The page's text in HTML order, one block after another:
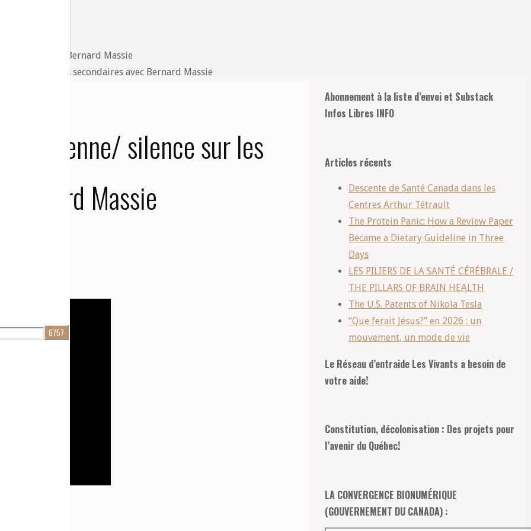
sur les effets secondaires avec Bernard Massie
silence sur les
Massie
Abonnement à la liste d’envoi et Substack
Infos Libres INFO
Articles récents
Descente de Santé Canada dans les
Centres Arthur Tétrault
The Protein Panic: How a Review Paper
Became a Dietary Guideline in Three
Days
LES PILIERS DE LA SANTÉ CÉRÉBRALE /
THE PILLARS OF BRAIN HEALTH
The U.S. Patents of Nikola Tesla
“Que ferait Jésus?” en 2026 : un
mouvement, un mode de vie
Le Réseau d’entraide Les Vivants a besoin de
votre aide!
Constitution, décolonisation : Des projets pour
l’avenir du Québec!
LA CONVERGENCE BIONUMÉRIQUE
(GOUVERNEMENT DU CANADA) :
en
haut